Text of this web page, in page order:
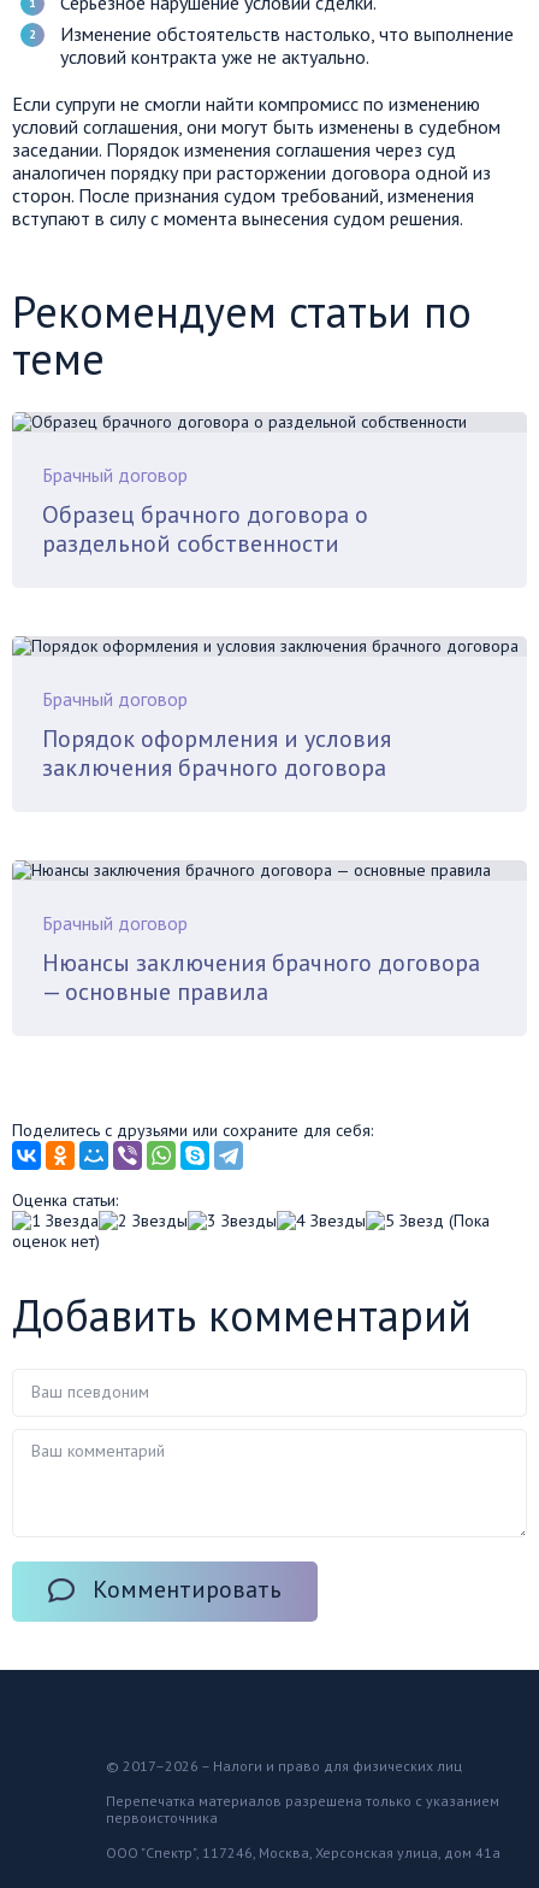
Изменение обстоятельств настолько, что выполнение
условий контракта уже не актуально.
Если супруги не смогли найти компромисс по изменению
условий соглашения, они могут быть изменены в судебном
заседании. Порядок изменения соглашения через суд
аналогичен порядку при расторжении договора одной из
сторон. После признания судом требований, изменения
вступают в силу с момента вынесения судом решения.
Рекомендуем статьи по
теме
Брачный договор
Образец брачного договора о
раздельной собственности
Брачный договор
Порядок оформления и условия
заключения брачного договора
Брачный договор
Нюансы заключения брачного договора
— основные правила
Поделитесь с друзьями или сохраните для себя:
Оценка статьи:
(Пока
оценок нет)
Добавить комментарий
Комментировать
© 2017–2026 – Налоги и право для физических лиц
Перепечатка материалов разрешена только с указанием
первоисточника
ООО "Спектр", 117246, Москва, Херсонская улица, дом 41а